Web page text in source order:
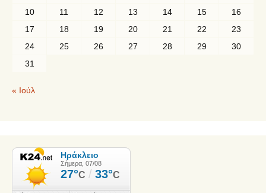
10
11 12 13 14 15
16
17
18 19 20 21 22
23
24
25 26 27 28 29
30
31
« Ιούλ